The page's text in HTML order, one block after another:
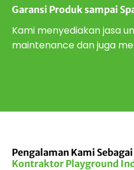
Garansi Produk sampai
Kami menyediakan jasa
maintenance dan juga
Pengalaman Kami Sebagai
Kontraktor Playground